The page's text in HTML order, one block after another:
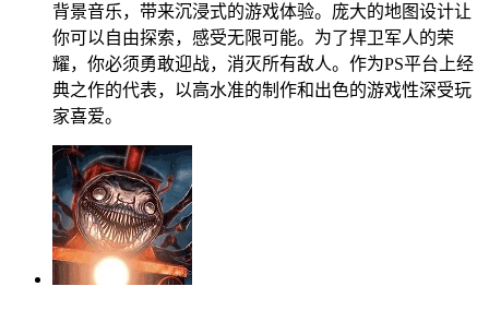
背景音乐，带来沉浸式的游戏体验。庞大的地图设计让
你可以自由探索，感受无限可能。为了捍卫军人的荣
耀，你必须勇敢迎战，消灭所有敌人。作为PS平台上经
典之作的代表，以高水准的制作和出色的游戏性深受玩
家喜爱。